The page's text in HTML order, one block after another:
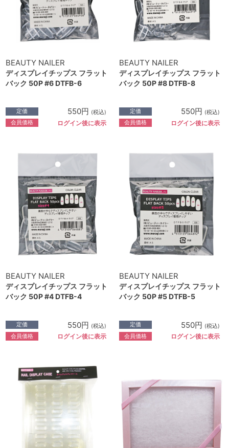
BEAUTY NAILER
ディスプレイチップス フラット
バック 50P #6 DTFB-6
定価 550円 (税込)
会員価格 ログイン後に表示
BEAUTY NAILER
ディスプレイチップス フラット
バック 50P #8 DTFB-8
定価 550円 (税込)
会員価格 ログイン後に表示
BEAUTY NAILER
ディスプレイチップス フラット
バック 50P #4 DTFB-4
定価 550円 (税込)
会員価格 ログイン後に表示
BEAUTY NAILER
ディスプレイチップス フラット
バック 50P #5 DTFB-5
定価 550円 (税込)
会員価格 ログイン後に表示